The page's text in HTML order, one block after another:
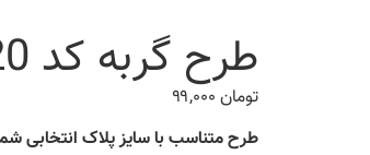
طرح گربه کد 20
تومان
طرح متناسب با سایز پلاک انتخابی